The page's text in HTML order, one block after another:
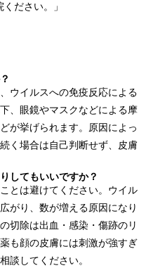
ださい。」
ウイルスへの免疫反応による
、眼鏡やマスクなどによる摩
が挙げられます。原因によっ
く場合は自己判断せず、皮膚
してもいいですか？
とは避けてください。ウイル
がり、数が増える原因になり
切除は出血・感染・傷跡のリ
も顔の皮膚には刺激が強すぎ
談してください。